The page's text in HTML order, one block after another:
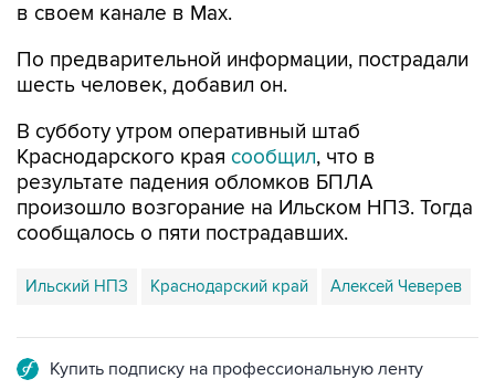
По предварительной информации, пострадали
В субботу утром оперативный штаб
результате падения обломков БПЛА
произошло возгорание на Ильском НПЗ. Тогда
сообщалось о пяти пострадавших.
Ильский НПЗ Краснодарский край Алексей Чеверев
Подписаться на рассылку главных новостей сайта